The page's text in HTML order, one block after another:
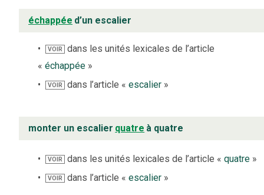
échappée d’un escalier
VOIR
dans les unités lexicales de l’article
« échappée »
VOIR dans l’article «escalier »
monter un escalier quatre à quatre
VOIR dans les unités lexicales de l’article «quatre »
VOIR dans l’article «escalier »